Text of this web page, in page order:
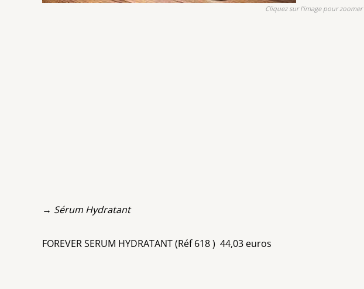
Cliquez sur l'image pour zoomer
→ Sérum Hydratant
FOREVER SERUM HYDRATANT (Réf 618 ) 44,03 euros